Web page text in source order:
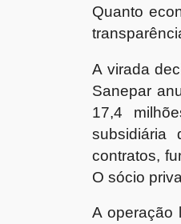
Quanto
A virada
Sanepar
17,4
subsidiária
contratos,
O sócio
A operação